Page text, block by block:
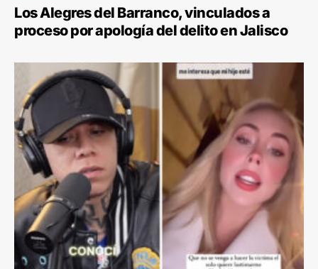
Los Alegres del Barranco, vinculados a
proceso por apología del delito en Jalisco